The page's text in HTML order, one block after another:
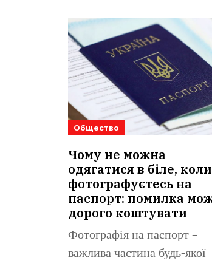
Общество
Чому не можна
одягатися в біле, коли
фотографуєтесь на
паспорт: помилка
дорого коштувати
Фотографія на паспорт –
важлива частина будь-якої